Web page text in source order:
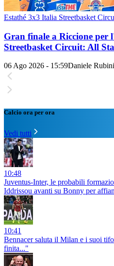
Estathé 3x3 Italia Streetbasket
Gran finale a Riccione per
Streetbasket Circuit: All
06 Ago 2026 - 15:59Daniele Rubini
Calcio ora per ora
Vedi tutti
10:48
Juventus-Inter, le probabili
Iddrissou avanti su Bonny per
10:41
Bennacer saluta il Milan e i suoi
finita..."